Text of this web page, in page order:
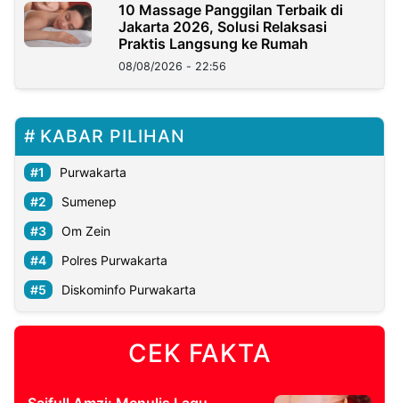
10 Massage Panggilan Terbaik di
Jakarta 2026, Solusi Relaksasi
Praktis Langsung ke Rumah
08/08/2026 - 22:56
KABAR PILIHAN
Purwakarta
Sumenep
Om Zein
Polres Purwakarta
Diskominfo Purwakarta
CEK FAKTA